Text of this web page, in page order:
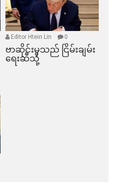
Editor Htein Lin 0
ဗာဆိုင်းမှသည် ငြိမ်းချမ်း
ရေးဆီသို့